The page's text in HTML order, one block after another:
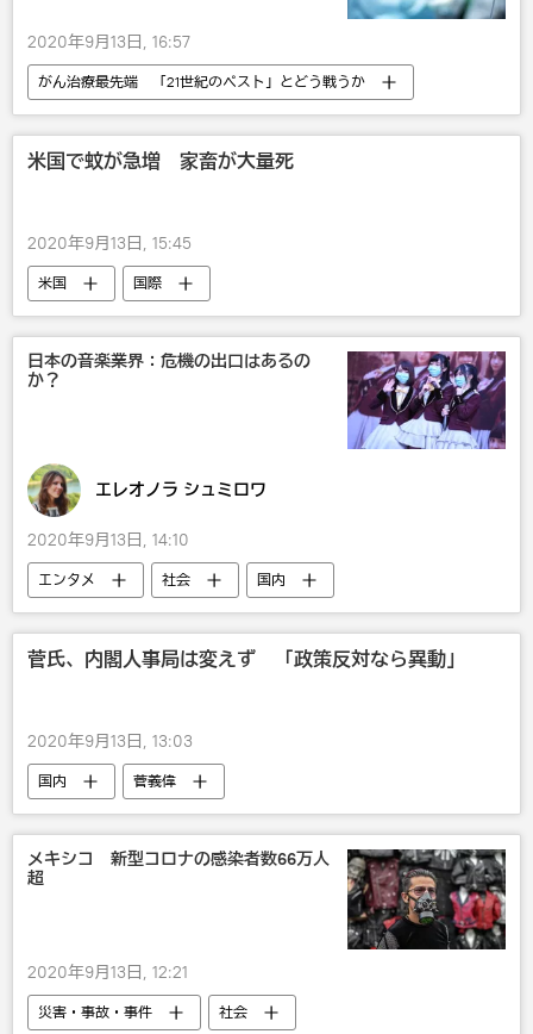
2020年9月13日, 16:57
がん治療最先端 「21世紀のペスト」とどう戦うか
テック＆サイエンス
社会
米国で蚊が急増 家畜が大量死
2020年9月13日, 15:45
米国 国際
日本の音楽業界：危機の出口はあるの
か？
エレオノラ シュミロワ
2020年9月13日, 14:10
エンタメ 社会
国内
スキャンダル
音楽
菅氏、内閣人事局は変えず 「政策反対なら異動」
2020年9月13日, 13:03
国内 菅義偉
メキシコ 新型コロナの感染者数66万人
超
2020年9月13日, 12:21
災害・事故・事件 社会